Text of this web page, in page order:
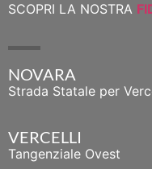
SCOPRI LA NOSTRA
NOVARA
Strada Statale per
VERCELLI
Tangenziale Ovest